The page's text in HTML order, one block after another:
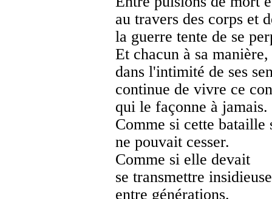
au travers des corps et
la guerre tente de se
Et chacun à sa manière,
dans l'intimité de ses
continue de vivre ce
qui le façonne à jamais.
Comme si cette bataille
ne pouvait cesser.
Comme si elle devait
se transmettre
entre générations.